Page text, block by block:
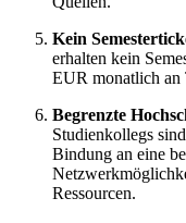
Kein
erhalten kein
EUR monatlich an
Begrenzte
Studienkollegs
Bindung an eine
Ressourcen.